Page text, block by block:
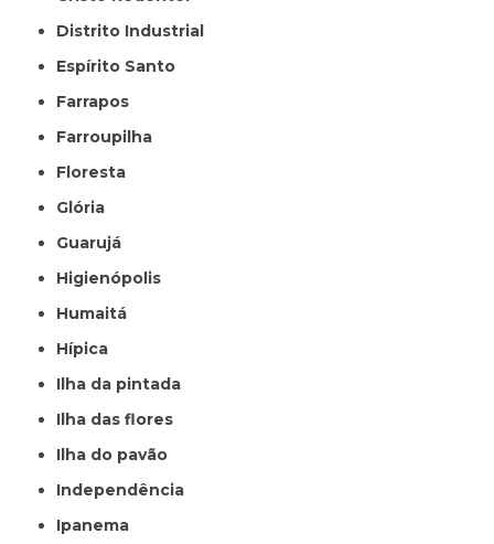
Distrito Industrial
Espírito Santo
Farrapos
Farroupilha
Floresta
Glória
Guarujá
Higienópolis
Humaitá
Hípica
Ilha da pintada
Ilha das flores
Ilha do pavão
Independência
Ipanema